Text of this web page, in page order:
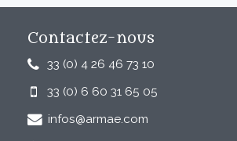
Contactez-nous
33 (0) 4 26 46 73 10
33 (0) 6 60 31 65 05
infos@armae.com